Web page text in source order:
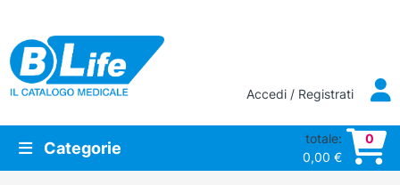
Vai al contenuto principale
Accedi / Registrati
Categorie
totale:
0,00 €
0